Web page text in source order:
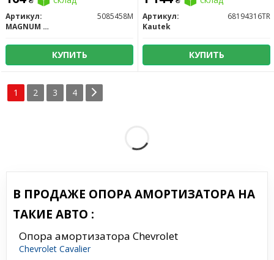
Артикул:
5085458M
MAGNUM TECHNOLOGY
КУПИТЬ
Артикул:
68194316TR
Kautek
КУПИТЬ
1 2 3 4
В ПРОДАЖЕ ОПОРА АМОРТИЗАТОРА НА
ТАКИЕ АВТО :
Опора амортизатора Chevrolet
Chevrolet Cavalier